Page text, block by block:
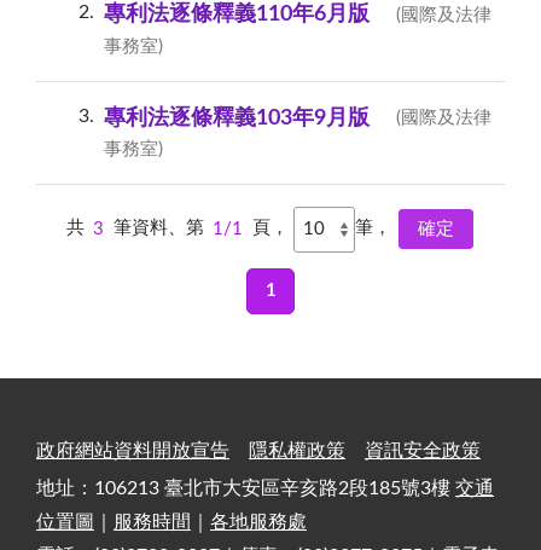
2 專利法逐條釋義110年6月版
(國際及法律
事務室)
3 專利法逐條釋義103年9月版
(國際及法律
事務室)
共 3 筆資料、第 1/1 頁， 筆，
1
政府網站資料開放宣告 隱私權政策
資訊安全政策
地址：106213 臺北市大安區辛亥路2段185號3樓 交通
位置圖
服務時間
各地服務處